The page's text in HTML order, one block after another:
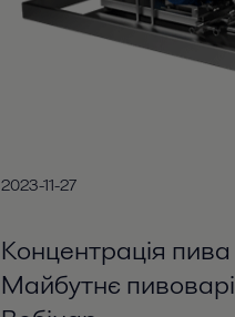
2023-11-27
Концентрація
Майбутнє